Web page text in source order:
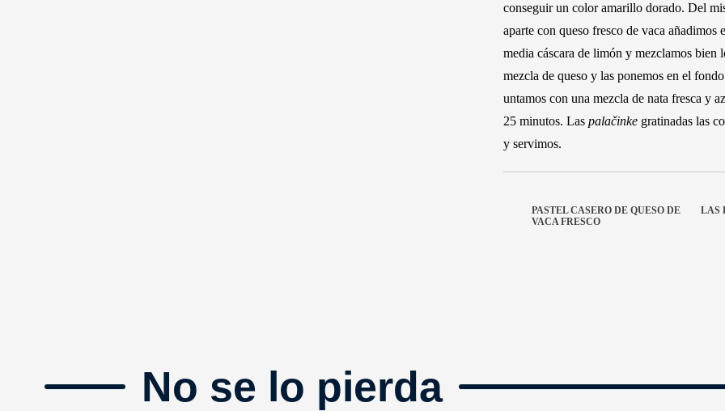
conseguir un color amarillo dorado. Del
aparte con queso fresco de vaca añadimos
media cáscara de limón y mezclamos bien
mezcla de queso y las ponemos en el
untamos con una mezcla de nata fresca y
25 minutos. Las palačinkegratinadas las
y servimos.
PASTEL CASERO DE QUESO DE
VACA FRESCO
LAS
No se lo pierda